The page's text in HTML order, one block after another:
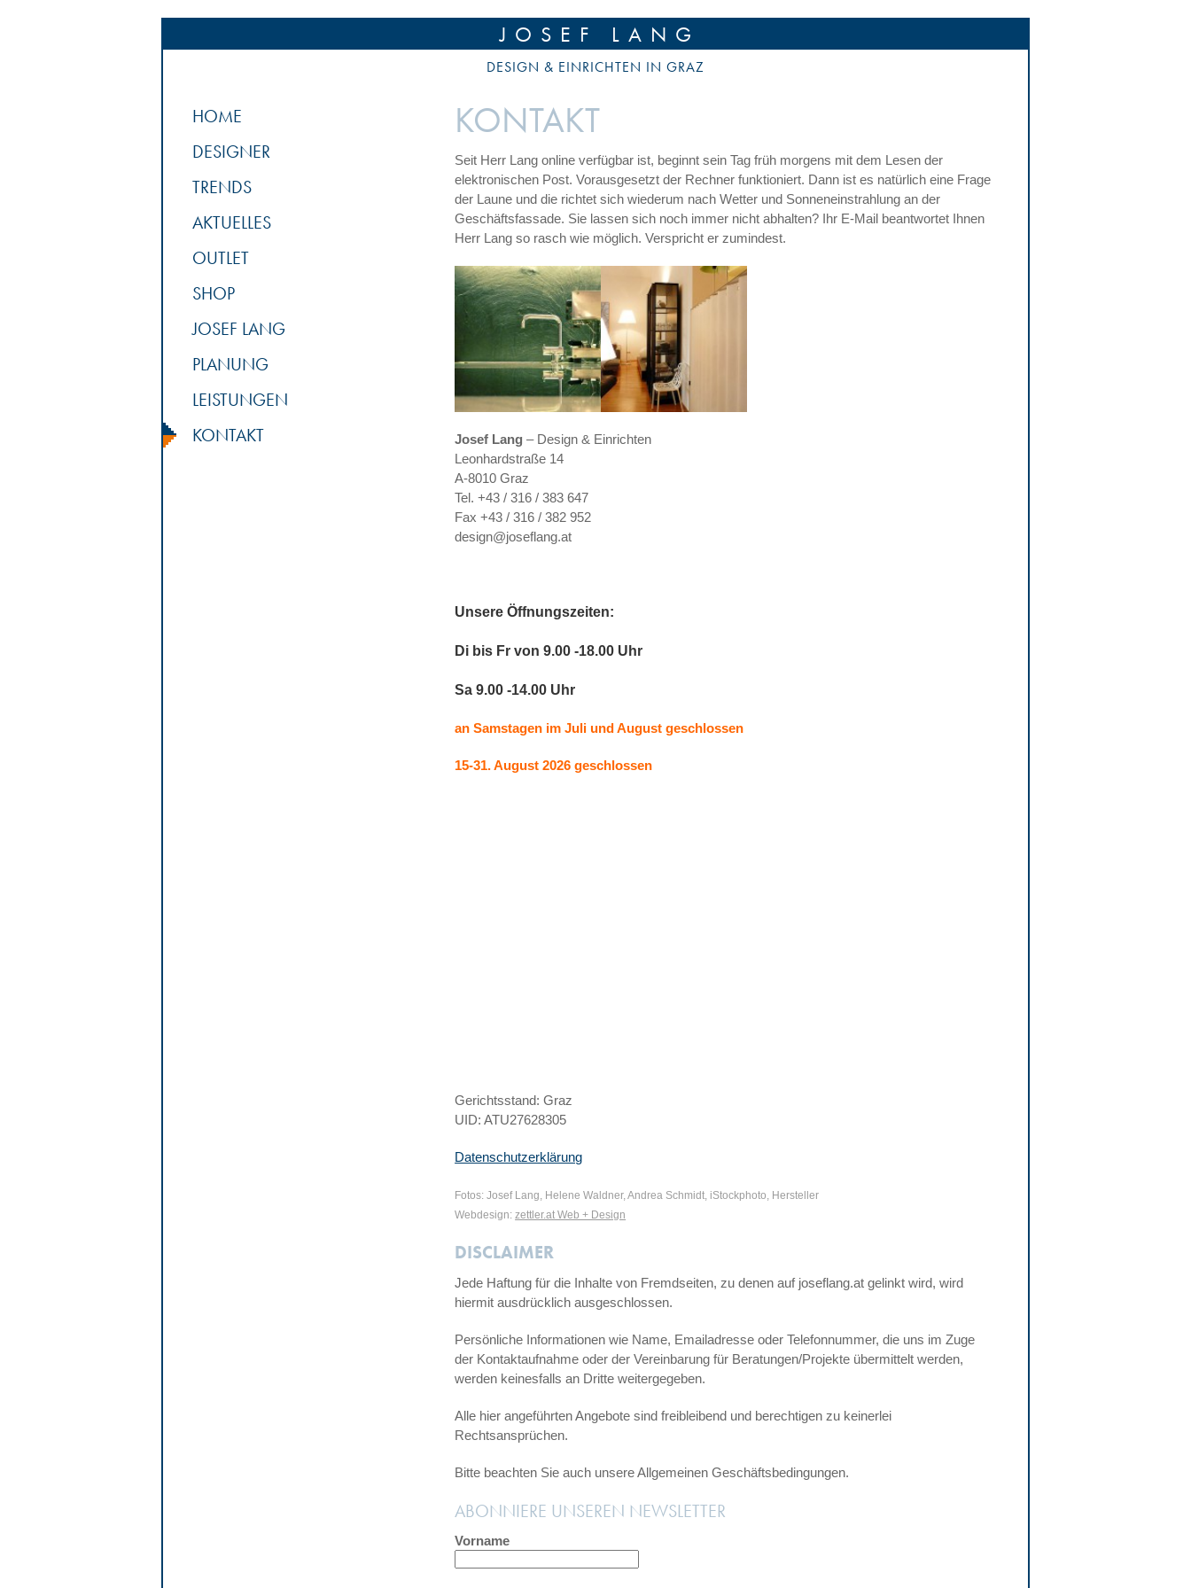
JOSEF LANG
DESIGN & EINRICHTEN IN GRAZ
HOME
DESIGNER
TRENDS
AKTUELLES
OUTLET
SHOP
JOSEF LANG
PLANUNG
LEISTUNGEN
KONTAKT
KONTAKT
Seit Herr Lang online verfügbar ist, beginnt sein Tag früh morgens mit dem Lesen der
elektronischen Post. Vorausgesetzt der Rechner funktioniert. Dann ist es natürlich eine Frage
der Laune und die richtet sich wiederum nach Wetter und Sonneneinstrahlung an der
Geschäftsfassade. Sie lassen sich noch immer nicht abhalten? Ihr E-Mail beantwortet Ihnen
Herr Lang so rasch wie möglich. Verspricht er zumindest.
Josef Lang – Design & Einrichten
Leonhardstraße 14
A-8010 Graz
Tel. +43 / 316 / 383 647
Fax +43 / 316 / 382 952
design@joseflang.at
Unsere Öffnungszeiten:
Di bis Fr von 9.00 -18.00 Uhr
Sa 9.00 -14.00 Uhr
an Samstagen im Juli und August geschlossen
15-31. August 2026 geschlossen
Gerichtsstand: Graz
UID: ATU27628305
Datenschutzerklärung
Fotos: Josef Lang, Helene Waldner, Andrea Schmidt, iStockphoto, Hersteller
Webdesign:zettler.at Web + Design
DISCLAIMER
Jede Haftung für die Inhalte von Fremdseiten, zu denen auf joseflang.at gelinkt wird, wird
hiermit ausdrücklich ausgeschlossen.
Persönliche Informationen wie Name, Emailadresse oder Telefonnummer, die uns im Zuge
der Kontaktaufnahme oder der Vereinbarung für Beratungen/Projekte übermittelt werden,
werden keinesfalls an Dritte weitergegeben.
Alle hier angeführten Angebote sind freibleibend und berechtigen zu keinerlei
Rechtsansprüchen.
Bitte beachten Sie auch unsere Allgemeinen Geschäftsbedingungen.
ABONNIERE UNSEREN NEWSLETTER
Vorname